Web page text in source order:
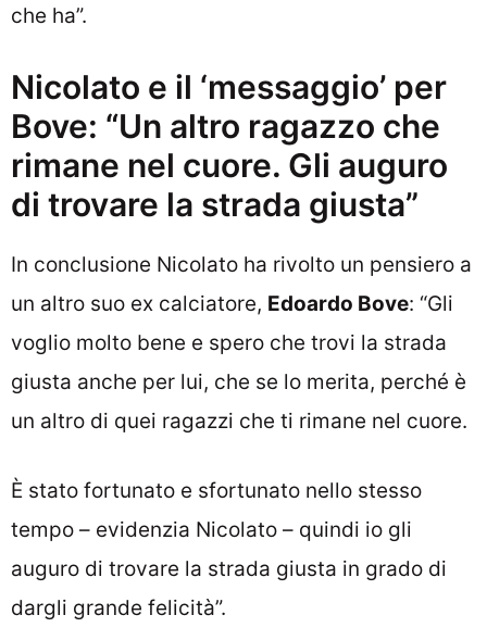
che ha”.
Nicolato e il ‘messaggio’ per
Bove: “Un altro ragazzo che
rimane nel cuore. Gli auguro
di trovare la strada giusta”
In conclusione Nicolato ha rivolto un pensiero a
un altro suo ex calciatore, Edoardo Bove: “Gli
voglio molto bene e spero che trovi la strada
giusta anche per lui, che se lo merita, perché è
un altro di quei ragazzi che ti rimane nel cuore.
È stato fortunato e sfortunato nello stesso
tempo – evidenzia Nicolato – quindi io gli
auguro di trovare la strada giusta in grado di
dargli grande felicità”.